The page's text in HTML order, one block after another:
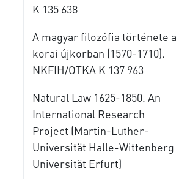
K 135 638
A magyar filozófia története a
korai újkorban (1570-1710).
NKFIH/OTKA K 137 963
Natural Law 1625-1850. An
International Research
Project (Martin-Luther-
Universität Halle-
Universität Erfurt)